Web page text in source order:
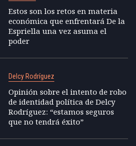
Estos son los retos en materia
económica que enfrentará De la
Espriella una vez asuma el
poder
Delcy Rodríguez
Opinión sobre el intento de robo
de identidad política de Delcy
Rodríguez: “estamos seguros
que no tendrá éxito”